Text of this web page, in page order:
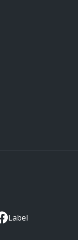
Label